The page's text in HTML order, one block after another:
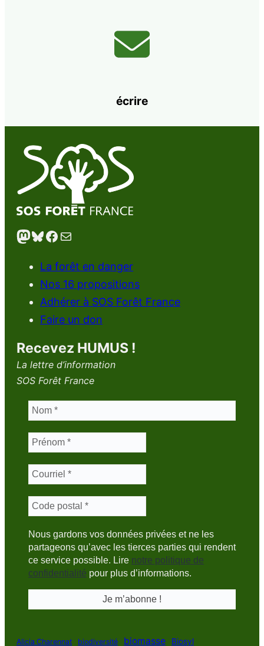
écrire
Mastodon Bluesky Facebook E-mail
La forêt en danger
Nos 16 propositions
Adhérer à SOS Forêt France
Faire un don
Recevez HUMUS !
La lettre d’information
SOS Forêt France
Nous gardons vos données privées et ne les
partageons qu’avec les tierces parties qui rendent
ce service possible. Lire notre politique de
confidentialité pour plus d’informations.
Alicia Charennat biodiversité biomasse Biosyl